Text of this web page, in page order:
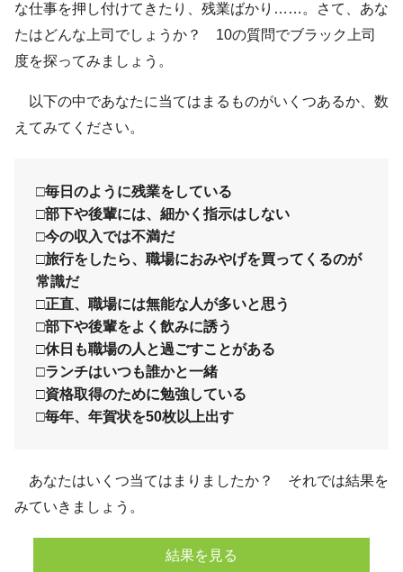
な仕事を押し付けてきたり、残業ばかり……。さて、あな
たはどんな上司でしょうか？ 10の質問でブラック上司
度を探ってみましょう。
以下の中であなたに当てはまるものがいくつあるか、数
えてみてください。
□毎日のように残業をしている
□部下や後輩には、細かく指示はしない
□今の収入では不満だ
□旅行をしたら、職場におみやげを買ってくるのが
常識だ
□正直、職場には無能な人が多いと思う
□部下や後輩をよく飲みに誘う
□休日も職場の人と過ごすことがある
□ランチはいつも誰かと一緒
□資格取得のために勉強している
□毎年、年賀状を50枚以上出す
あなたはいくつ当てはまりましたか？ それでは結果を
みていきましょう。
結果を見る